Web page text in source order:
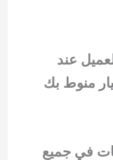
عند
منوط بك
في جميع